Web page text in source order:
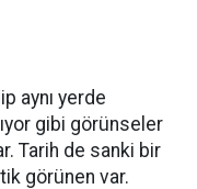
aynı yerde
gibi görünseler
Tarih de sanki bir
görünen var.